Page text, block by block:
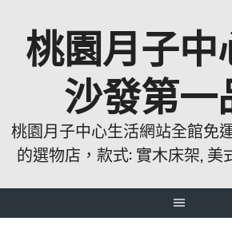
桃園月子中
沙發第一
桃園月子中心生活網站全館免
的選物店，款式: 實木床架, 美